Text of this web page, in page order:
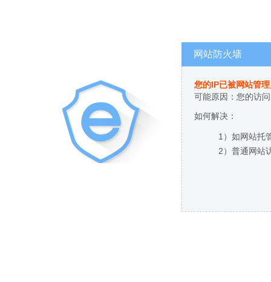
网站防火墙
您的IP已被网站管
可能原因：您的访
如何解决：
1）如网站托
2）普通网站